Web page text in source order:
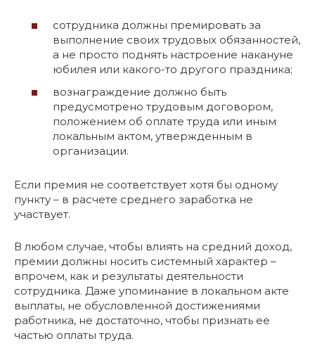
сотрудника должны премировать за
выполнение своих трудовых обязанностей,
а не просто поднять настроение накануне
юбилея или какого-то другого праздника;
вознаграждение должно быть
предусмотрено трудовым договором,
положением об оплате труда или иным
локальным актом, утвержденным в
организации.
Если премия не соответствует хотя бы одному
пункту – в расчете среднего заработка не
участвует.
В любом случае, чтобы влиять на средний доход,
премии должны носить системный характер –
впрочем, как и результаты деятельности
сотрудника. Даже упоминание в локальном акте
выплаты, не обусловленной достижениями
работника, не достаточно, чтобы признать ее
частью оплаты труда.